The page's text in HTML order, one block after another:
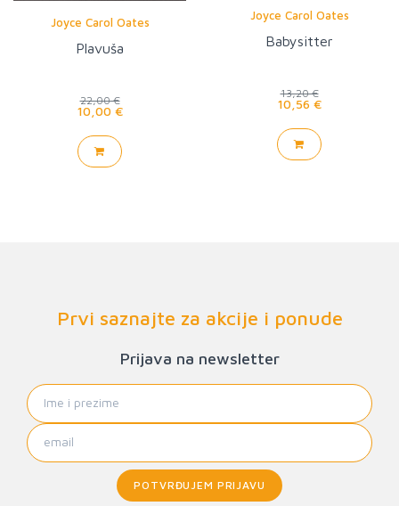
Joyce Carol Oates
Plavuša
22,00 €
10,00 €
Joyce Carol Oates
Babysitter
13,20 €
10,56 €
Prvi saznajte za akcije i ponude
Prijava na newsletter
POTVRĐUJEM PRIJAVU